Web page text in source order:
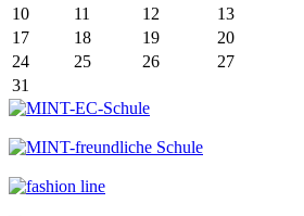
10
11 12 13
17
18 19 20
24
25 26 27
31